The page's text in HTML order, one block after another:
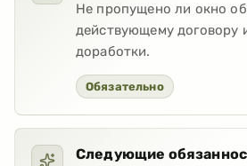
Не пропущено ли окно
действующему договору
доработки.
Обязательно
Следующие